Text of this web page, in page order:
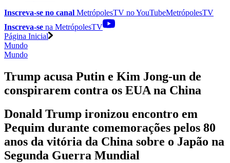
Inscreva-se no canal MetrópolesTV noYouTubeMetrópolesTV
Inscreva-se na MetrópolesTV
Página Inicial
Mundo
Mundo
Trump acusa Putin e Kim Jong-un de
conspirarem contra os EUA na China
Donald Trump ironizou encontro em
Pequim durante comemorações pelos 80
anos da vitória da China sobre o Japão na
Segunda Guerra Mundial